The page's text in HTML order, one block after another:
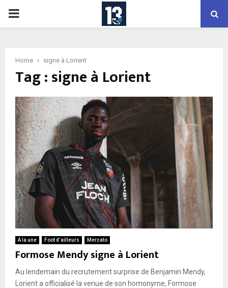
PRIMARY
Home signe à Lorient
Tag : signe à Lorient
A la une Foot d’ailleurs Mercato
Formose Mendy signe à Lorient
Au lendemain du recrutement surprise de Benjamin Mendy,
Lorient a officialisé la venue de son homonyme, Formose